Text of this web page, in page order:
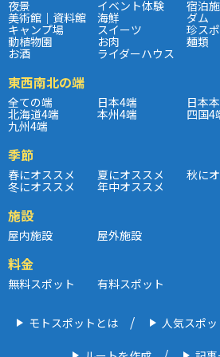
夜景 イベント体験 宿泊
美術館｜資料館 海鮮 ダム
キャンプ場 スイーツ 珍ス
動植物園 お肉 麺類
お酒 ライダーハウス
東西南北の端
全ての端 日本4端 日本
北海道4端 本州4端 四国4
九州4端
季節
春にオススメ 夏にオススメ 秋に
冬にオススメ 年中オススメ
施設
屋内施設 屋外施設
料金
無料スポット 有料スポット
モトスポットとは 人気スポッ